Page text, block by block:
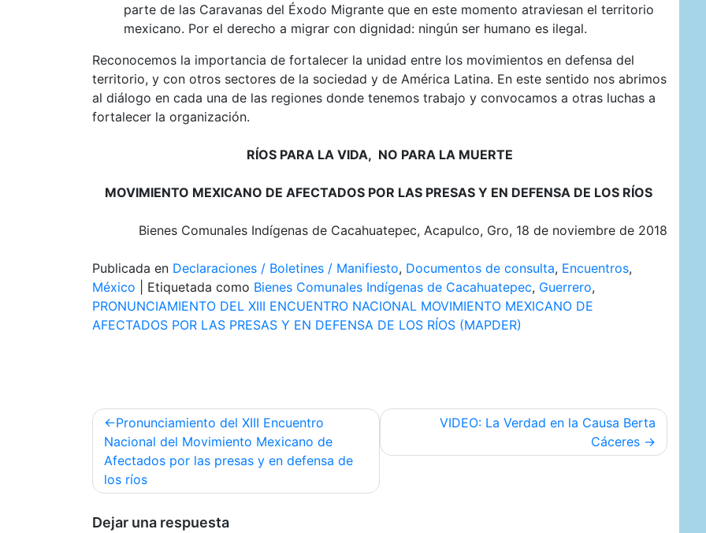
parte de las Caravanas del Éxodo Migrante que en este momento atraviesan el territorio
mexicano. Por el derecho a migrar con dignidad: ningún ser humano es ilegal.
Reconocemos la importancia de fortalecer la unidad entre los movimientos en defensa del
territorio, y con otros sectores de la sociedad y de América Latina. En este sentido nos abrimos
al diálogo en cada una de las regiones donde tenemos trabajo y convocamos a otras luchas a
fortalecer la organización.
RÍOS PARA LA VIDA, NO PARA LA MUERTE
MOVIMIENTO MEXICANO DE AFECTADOS POR LAS PRESAS Y EN DEFENSA DE LOS RÍOS
Bienes Comunales Indígenas de Cacahuatepec, Acapulco, Gro, 18 de noviembre de 2018
Publicada en Declaraciones / Boletines / Manifiesto, Documentos de consulta, Encuentros,
México
Etiquetada como Bienes Comunales Indígenas de Cacahuatepec, Guerrero,
PRONUNCIAMIENTO DEL XIII ENCUENTRO NACIONAL MOVIMIENTO MEXICANO DE
AFECTADOS POR LAS PRESAS Y EN DEFENSA DE LOS RÍOS (MAPDER)
Navegación
de
entradas
Pronunciamiento del XIII Encuentro
Nacional del Movimiento Mexicano de
Afectados por las presas y en defensa de
los ríos
VIDEO: La Verdad en la Causa Berta
Cáceres
Dejar una respuesta